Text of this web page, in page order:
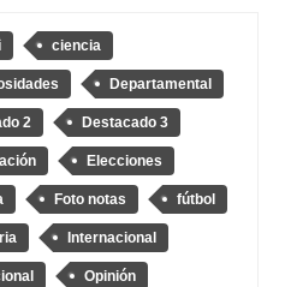
ciencia
Departamental
2 Destacado 3
Elecciones
Foto notas fútbol
Internacional
Opinión